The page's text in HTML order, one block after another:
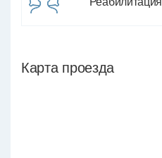
Карта проезда